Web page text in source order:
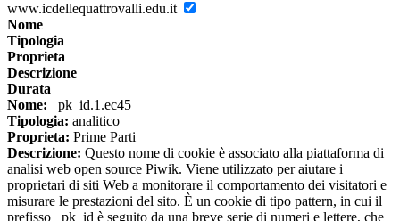
www.icdellequattrovalli.edu.it
Nome
Tipologia
Proprieta
Descrizione
Durata
Nome: _pk_id.1.ec45
Tipologia: analitico
Proprieta: Prime Parti
Descrizione: Questo nome di cookie è associato alla piattaforma di
analisi web open source Piwik. Viene utilizzato per aiutare i
proprietari di siti Web a monitorare il comportamento dei visitatori e
misurare le prestazioni del sito. È un cookie di tipo pattern, in cui il
prefisso _pk_id è seguito da una breve serie di numeri e lettere, che